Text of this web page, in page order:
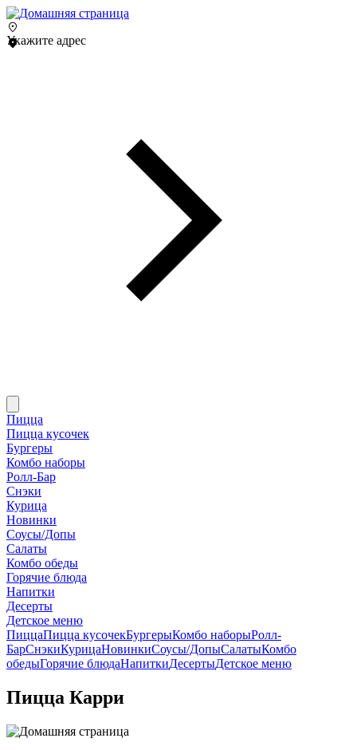
Укажите адрес
Пицца
Пицца кусочек
Бургеры
Комбо наборы
Ролл-Бар
Снэки
Курица
Новинки
Соусы/Допы
Салаты
Комбо обеды
Горячие блюда
Напитки
Десерты
Детское меню
ПиццаПицца кусочекБургерыКомбо наборыРолл-
БарСнэкиКурицаНовинкиСоусы/ДопыСалатыКомбо
обедыГорячие блюдаНапиткиДесертыДетское меню
Пицца Карри